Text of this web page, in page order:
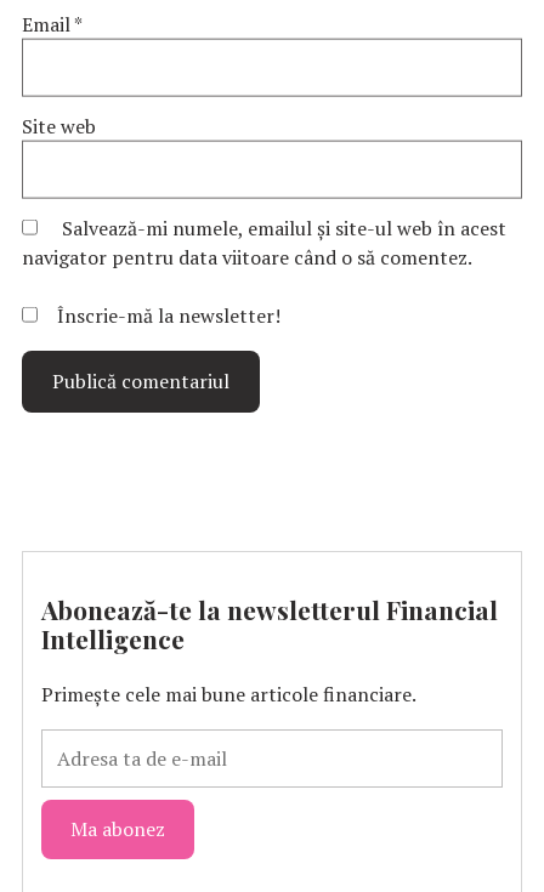
Email*
Site web
Salvează-mi numele, emailul și site-ul web în acest
navigator pentru data viitoare când o să comentez.
Înscrie-mă la newsletter!
Abonează-te la newsletterul Financial
Intelligence
Primește cele mai bune articole financiare.